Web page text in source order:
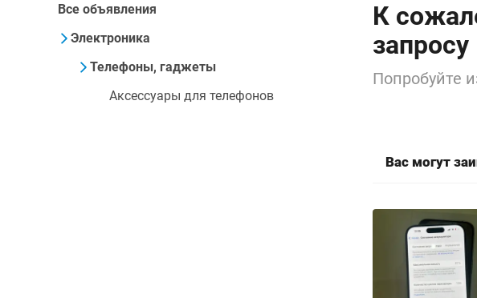
Все объявления
Электроника
Телефоны, гаджеты
Аксессуары для телефонов
К
запросу
Попробуйте
Вас могут